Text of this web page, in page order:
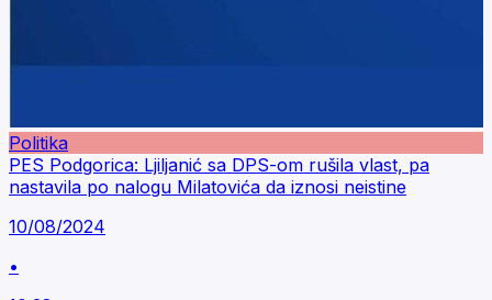
Politika
PES Podgorica: Ljiljanić sa DPS-om rušila vlast, pa
nastavila po nalogu Milatovića da iznosi neistine
10/08/2024
•